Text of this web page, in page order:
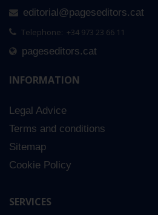
editorial@pageseditors.cat
Telephone: +34 973 23 66 11
pageseditors.cat
INFORMATION
Legal Advice
Terms and conditions
Sitemap
Cookie Policy
SERVICES